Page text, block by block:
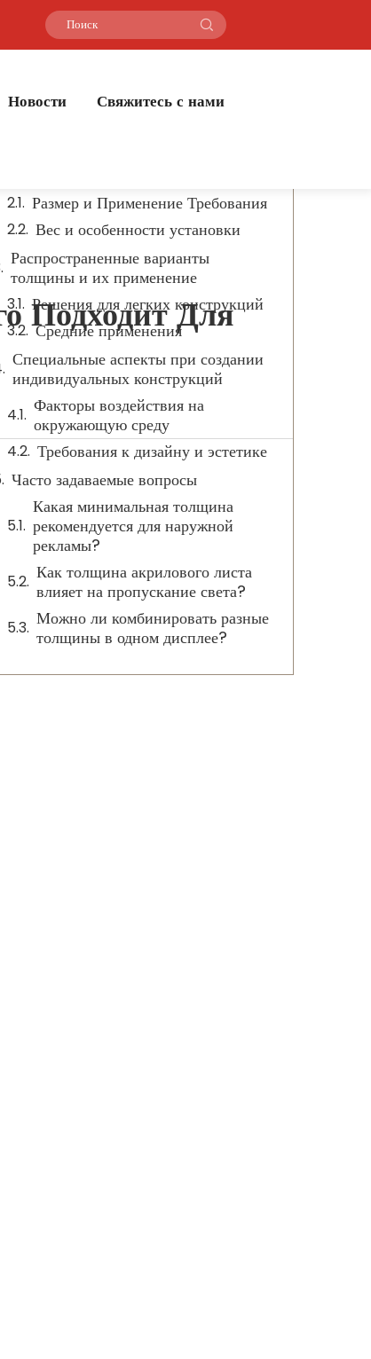
Новости Свяжитесь с нами
Подходит Для
Содержание
для оптимальной производительности
Размер и Применение Требования
Вес и особенности установки
Распространенные варианты
толщины и их применение
Решения для легких конструкций
Средние применения
Специальные аспекты при создании
индивидуальных конструкций
Факторы воздействия на
окружающую среду
Требования к дизайну и эстетике
Часто задаваемые вопросы
Какая минимальная толщина
рекомендуется для наружной
рекламы?
Как толщина акрилового листа
влияет на пропускание света?
Можно ли комбинировать разные
толщины в одном дисплее?